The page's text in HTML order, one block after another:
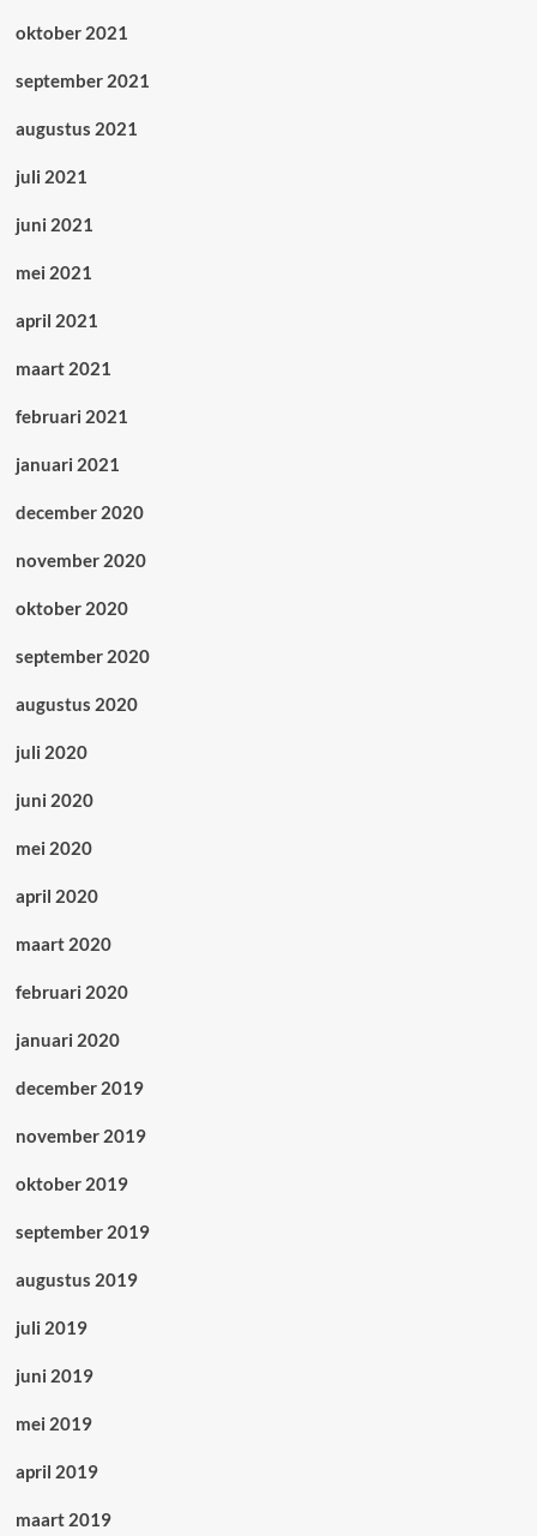
oktober 2021
september 2021
augustus 2021
juli 2021
juni 2021
mei 2021
april 2021
maart 2021
februari 2021
januari 2021
december 2020
november 2020
oktober 2020
september 2020
augustus 2020
juli 2020
juni 2020
mei 2020
april 2020
maart 2020
februari 2020
januari 2020
december 2019
november 2019
oktober 2019
september 2019
augustus 2019
juli 2019
juni 2019
mei 2019
april 2019
maart 2019